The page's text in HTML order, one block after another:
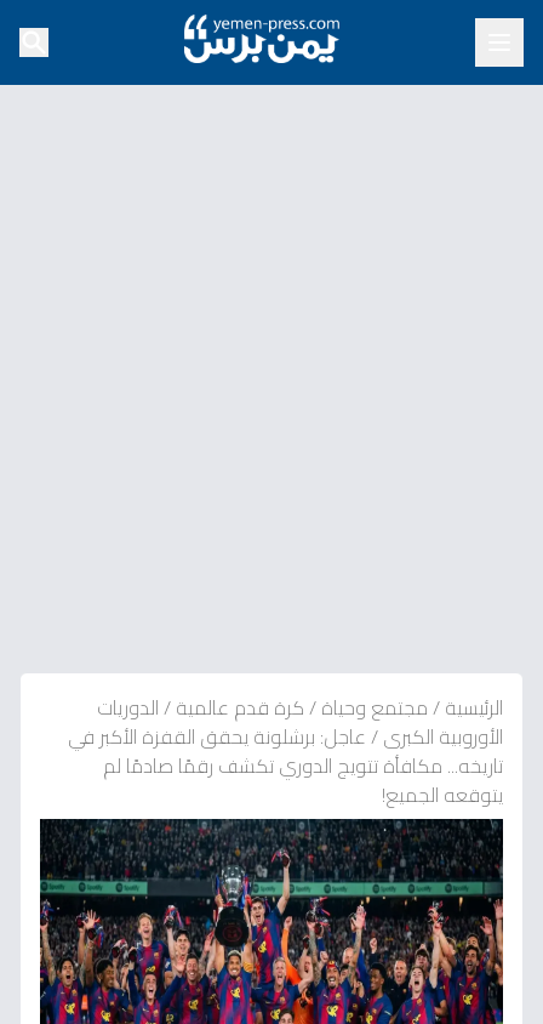
الرئيسية/مجتمع وحياة/كرة قدم عالمية/الدوريات
الأوروبية الكبرى/عاجل: برشلونة يحقق القفزة الأكبر في
تاريخه... مكافأة تتويج الدوري تكشف رقمًا صادمًا لم
يتوقعه الجميع!